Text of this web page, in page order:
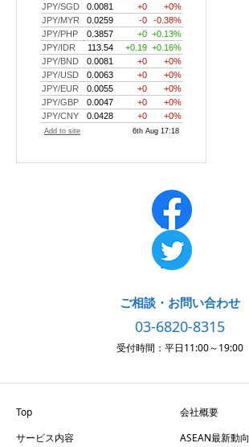
ご相談・お問い合わせ
03-6820-8315
受付時間：平日11:00～19:00
Top
会社概要
サービス内容
ASEAN最新動向